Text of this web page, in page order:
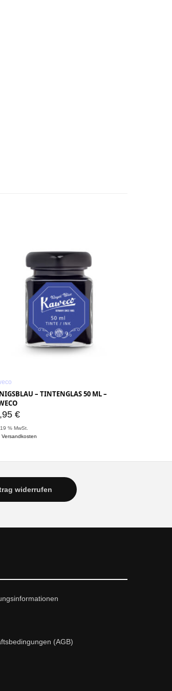
– TINTENGLAS 50 ML –
€
% MwSt.
Versandkosten
widerrufen
(AGB)